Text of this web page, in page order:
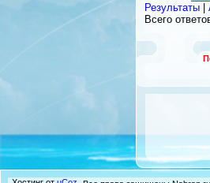
Результаты
Всего